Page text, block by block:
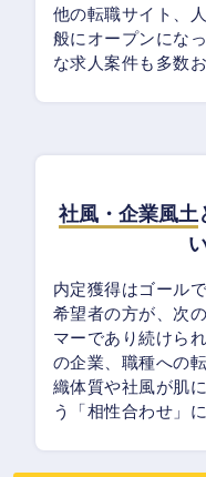
他の転職サイト、
般にオープンにな
な求人案件も多数
社風・企業風土
内定獲得はゴール
希望者の方が、次
マーであり続けら
の企業、職種への
織体質や社風が肌
う「相性合わせ」